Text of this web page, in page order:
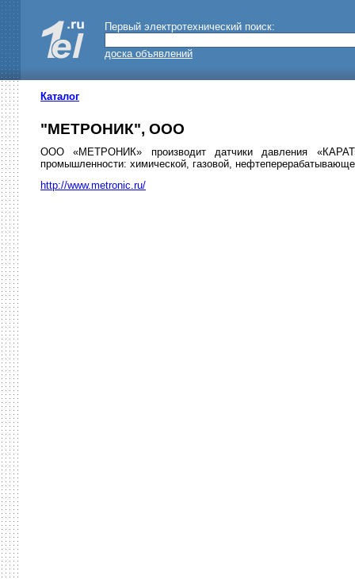
Первый электротехнический поиск:
доска объявлений
Каталог
"МЕТРОНИК", ООО
ООО «МЕТРОНИК» производит датчики давления
промышленности: химической, газовой,
http://www.metronic.ru/